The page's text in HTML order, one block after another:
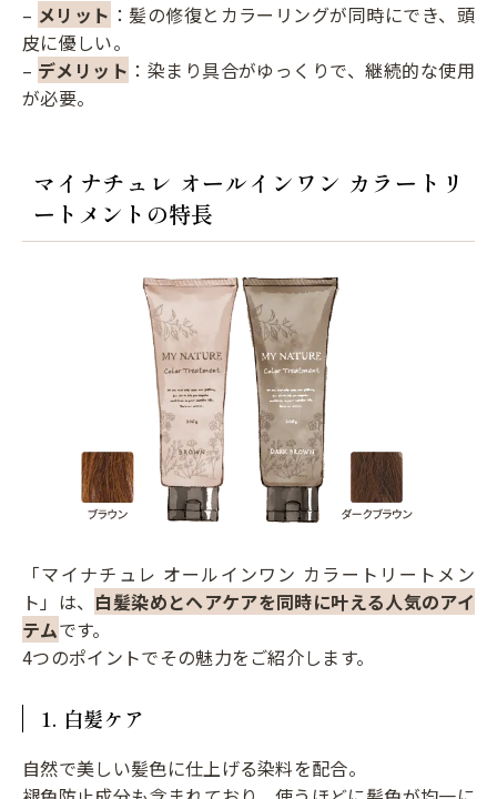
– メリット ：髪の修復とカラーリングが同時にでき、頭
皮に優しい。
– デメリット ：染まり具合がゆっくりで、継続的な使用
が必要。
マイナチュレ オールインワン カラートリ
ートメントの特長
「マイナチュレ オールインワン カラートリートメン
ト」は、 白髪染めとヘアケアを同時に叶える人気のアイ
テムです。
4つのポイントでその魅力をご紹介します。
1. 白髪ケア
自然で美しい髪色に仕上げる染料を配合。